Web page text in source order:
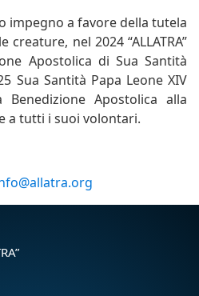
impegno a favore della tutela
nel 2024 “ALLATRA”
Apostolica di Sua Santità
Sua Santità Papa Leone XIV
Apostolica alla
e a tutti i suoi volontari.